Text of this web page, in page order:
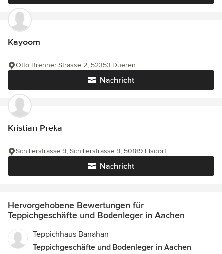
Kayoom
Nachricht
Otto Brenner Strasse 2, 52353 Dueren
Kristian Preka
Nachricht
Schillerstrasse 9, Schillerstrasse 9, 50189 Elsdorf
Hervorgehobene Bewertungen für
Teppichgeschäfte und Bodenleger in Aachen
Teppichhaus Banahan
Teppichgeschäfte und Bodenleger in Aachen